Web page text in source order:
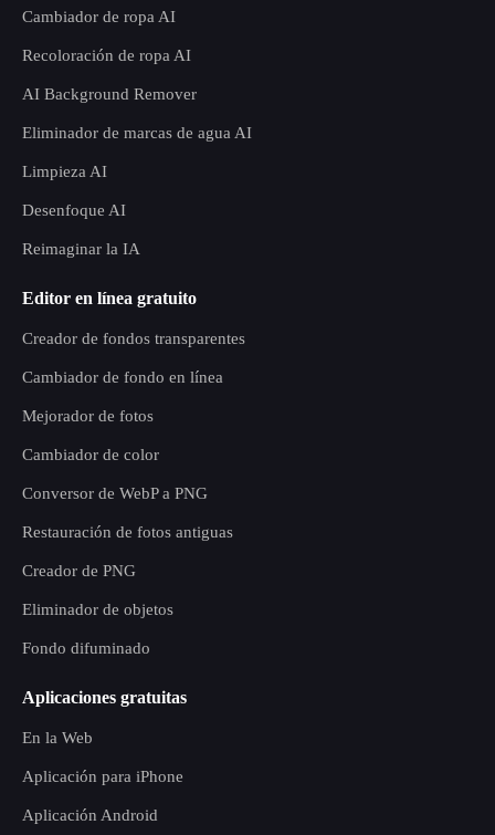
Cambiador de ropa AI
Recoloración de ropa AI
AI Background Remover
Eliminador de marcas de agua AI
Limpieza AI
Desenfoque AI
Reimaginar la IA
Editor en línea gratuito
Creador de fondos transparentes
Cambiador de fondo en línea
Mejorador de fotos
Cambiador de color
Conversor de WebP a PNG
Restauración de fotos antiguas
Creador de PNG
Eliminador de objetos
Fondo difuminado
Aplicaciones gratuitas
En la Web
Aplicación para iPhone
Aplicación Android